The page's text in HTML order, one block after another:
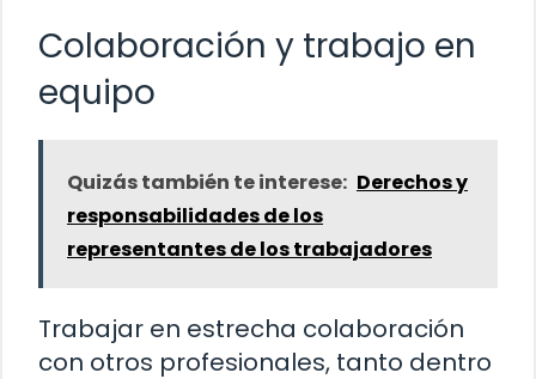
Colaboración y trabajo en
equipo
Quizás también te interese: Derechos y
responsabilidades de los
representantes de los trabajadores
Trabajar en estrecha colaboración
con otros profesionales, tanto dentro